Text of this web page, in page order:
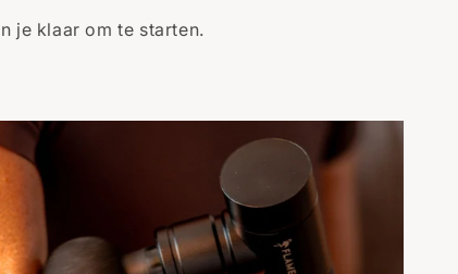
je klaar om te starten.